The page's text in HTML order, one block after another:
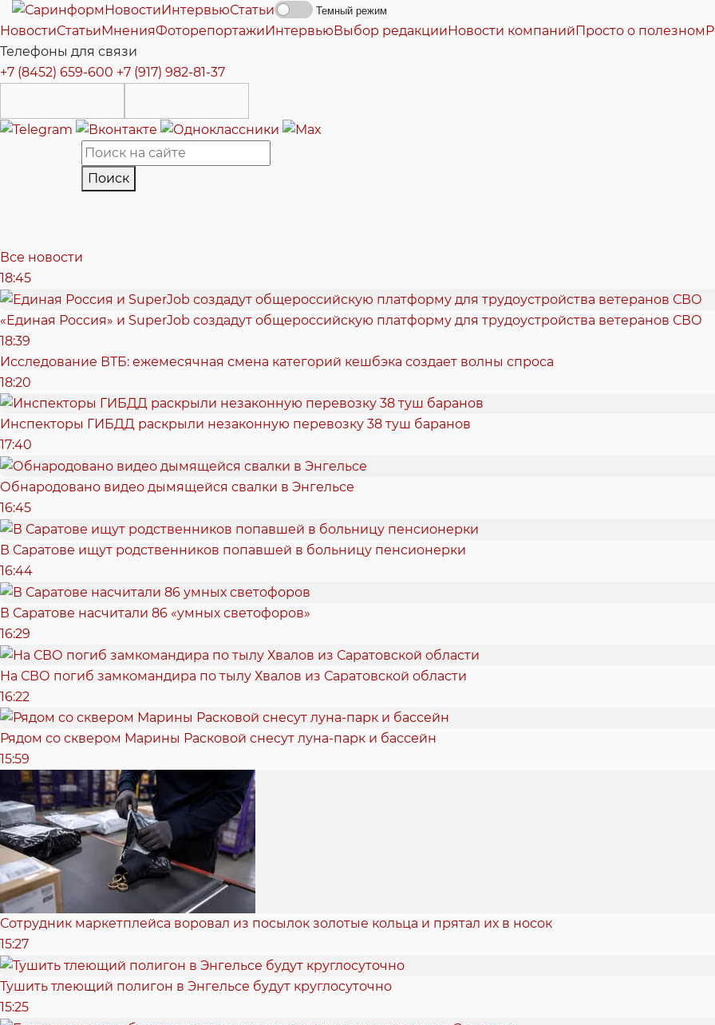
НовостиИнтервьюСтатьи Темный режим
НовостиСтатьиМненияФоторепортажиИнтервьюВыбор редакцииНовости компанийПросто о полезном
Телефоны для связи
+7 (8452) 659-600 +7 (917) 982-81-37
Поиск
Все новости
18:45
«Единая Россия» и SuperJob создадут общероссийскую платформу для трудоустройства ветеранов СВО
18:39
Исследование ВТБ: ежемесячная смена категорий кешбэка создает волны спроса
18:20
Инспекторы ГИБДД раскрыли незаконную перевозку 38 туш баранов
17:40
Обнародовано видео дымящейся свалки в Энгельсе
16:45
В Саратове ищут родственников попавшей в больницу пенсионерки
16:44
В Саратове насчитали 86 «умных светофоров»
16:29
На СВО погиб замкомандира по тылу Хвалов из Саратовской области
16:22
Рядом со сквером Марины Расковой снесут луна-парк и бассейн
15:59
Сотрудник маркетплейса воровал из посылок золотые кольца и прятал их в носок
15:27
Тушить тлеющий полигон в Энгельсе будут круглосуточно
15:25